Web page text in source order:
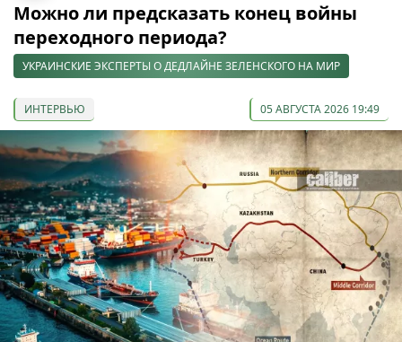
Можно ли предсказать конец войны
переходного периода?
УКРАИНСКИЕ ЭКСПЕРТЫ О ДЕДЛАЙНЕ ЗЕЛЕНСКОГО НА МИР
ИНТЕРВЬЮ 05 АВГУСТА 2026 19:49